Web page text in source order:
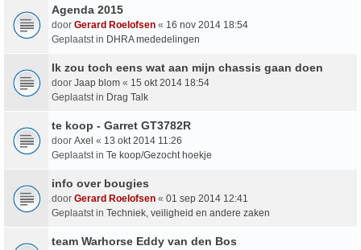
Agenda 2015
door Gerard Roelofsen « 16 nov 2014 18:54
Geplaatst in DHRA mededelingen
Ik zou toch eens wat aan mijn chassis gaan doen
door Jaap blom « 15 okt 2014 18:54
Geplaatst in Drag Talk
te koop - Garret GT3782R
door Axel « 13 okt 2014 11:26
Geplaatst in Te koop/Gezocht hoekje
info over bougies
door Gerard Roelofsen « 01 sep 2014 12:41
Geplaatst in Techniek, veiligheid en andere zaken
team Warhorse Eddy van den Bos